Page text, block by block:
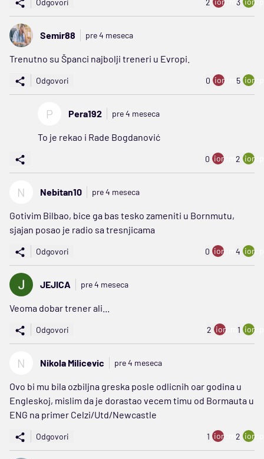
Semir88 pre 4 meseca
Trenutno su Španci najbolji treneri u Evropi.
Odgovori 0 ion:minus
5
P Pera192 pre 4 meseca
To je rekao i Rade Bogdanović
0 ion:minus
2
N Nebitan10 pre 4 meseca
Gotivim Bilbao, bice ga bas tesko zameniti u Bornmutu,
sjajan posao je radio sa tresnjicama
Odgovori 0 ion:minus
4
JEJICA pre 4 meseca
Veoma dobar trener ali...
Odgovori 2 ion:minus
1
N Nikola Milicevic pre 4 meseca
Ovo bi mu bila ozbiljna greska posle odlicnih oar godina u
Engleskoj, mislim da je dorastao vecem timu od Bormauta u
ENG na primer Celzi/Utd/Newcastle
Odgovori 1 ion:minus
2